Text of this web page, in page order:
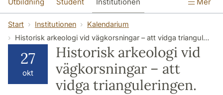
Forskning Kontakt
Start Institutionen
Kalendarium
Historisk arkeologi vid vägkorsningar – att vidga trianguleringen.
27
okt
Historisk arkeologi vid
vägkorsningar – att
vidga trianguleringen.